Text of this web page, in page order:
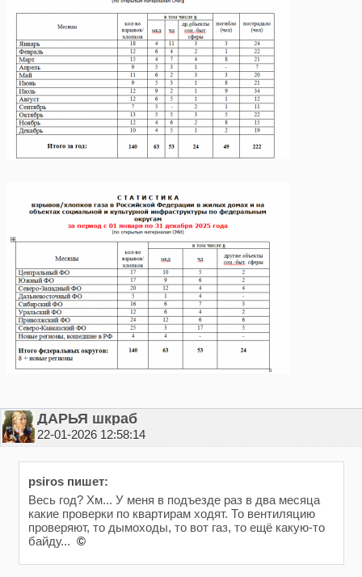
ДАРЬЯ шкраб
22-01-2026 12:58:14
psiros пишет:
Весь год? Хм... У меня в подъезде раз в два месяца
какие проверки по квартирам ходят. То вентиляцию
проверяют, то дымоходы, то вот газ, то ещё какую-то
байду... ©